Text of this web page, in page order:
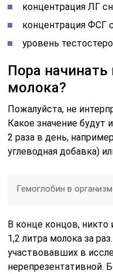
концентрация ЛГ
концентрация ФСГ
уровень
Пора
молока?
Пожалуйста, не
Какое значение
2 раза в день,
углеводная добавка)
Гемоглобин в
В конце концов,
1,2 литра молока за
участвовавших в
нерепрезентативной.